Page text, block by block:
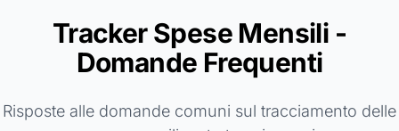
Tracker Spese Mensili -
Domande Frequenti
Risposte alle domande comuni sul tracciamento delle